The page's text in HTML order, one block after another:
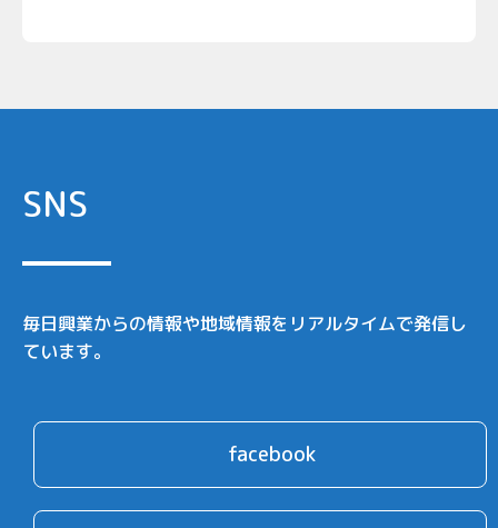
SNS
毎日興業からの情報や地域情報をリアルタイムで発信し
ています。
facebook